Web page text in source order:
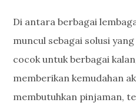
Di antara berbagai
muncul sebagai solusi
cocok untuk berbagai
memberikan kemudahan
membutuhkan pinjaman,